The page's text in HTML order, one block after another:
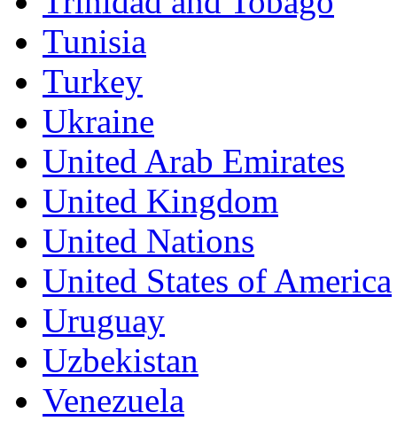
Tunisia
Turkey
Ukraine
United Arab Emirates
United Kingdom
United Nations
United States of America
Uruguay
Uzbekistan
Venezuela